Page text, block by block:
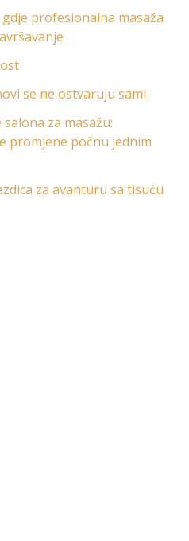
profesionalna masaža
se ne ostvaruju sami
za masažu:
promjene počnu jednim
za avanturu sa tisuću